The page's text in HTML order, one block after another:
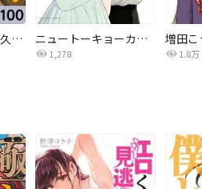
帰ってください! 阿久津さん【分冊版】 ニュートーキョーカモフラージュアワー
1,278 1.8万